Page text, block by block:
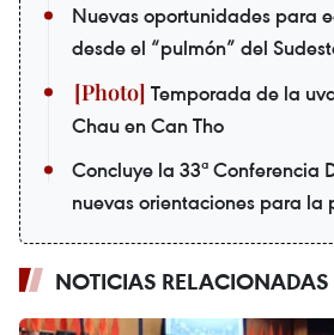
Nuevas oportunidades para
desde el “pulmón” del
Temporada de la
Chau en Can Tho
Concluye la 33ª Conferencia
nuevas orientaciones para la
NOTICIAS RELACIONADAS